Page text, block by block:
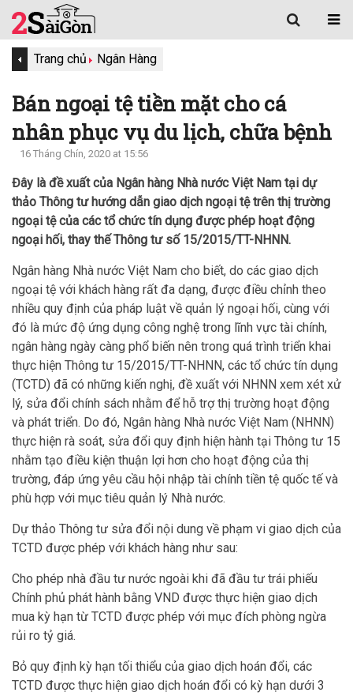
Trang chủ Ngân Hàng
Bán ngoại tệ tiền mặt cho cá
nhân phục vụ du lịch, chữa bệnh
16 Tháng Chín, 2020 at 15:56
Đây là đề xuất của Ngân hàng Nhà nước Việt Nam tại dự
thảo Thông tư hướng dẫn giao dịch ngoại tệ trên thị trường
ngoại tệ của các tổ chức tín dụng được phép hoạt động
ngoại hối, thay thế Thông tư số 15/2015/TT-NHNN.
Ngân hàng Nhà nước Việt Nam cho biết, do các giao dịch
ngoại tệ với khách hàng rất đa dạng, được điều chỉnh theo
nhiều quy định của pháp luật về quản lý ngoại hối, cùng với
đó là mức độ ứng dụng công nghệ trong lĩnh vực tài chính,
ngân hàng ngày càng phổ biến nên trong quá trình triển khai
thực hiện Thông tư 15/2015/TT-NHNN, các tổ chức tín dụng
(TCTD) đã có những kiến nghị, đề xuất với NHNN xem xét xử
lý, sửa đổi chính sách nhằm để hỗ trợ thị trường hoạt động
và phát triển. Do đó, Ngân hàng Nhà nước Việt Nam (NHNN)
thực hiện rà soát, sửa đổi quy định hiện hành tại Thông tư 15
nhằm tạo điều kiện thuận lợi hơn cho hoạt động của thị
trường, đáp ứng yêu cầu hội nhập tài chính tiền tệ quốc tế và
phù hợp với mục tiêu quản lý Nhà nước.
Dự thảo Thông tư sửa đổi nội dung về phạm vi giao dịch của
TCTD được phép với khách hàng như sau:
Cho phép nhà đầu tư nước ngoài khi đã đầu tư trái phiếu
Chính phủ phát hành bằng VND được thực hiện giao dịch
mua kỳ hạn từ TCTD được phép với mục đích phòng ngừa
rủi ro tỷ giá.
Bỏ quy định kỳ hạn tối thiểu của giao dịch hoán đổi, các
TCTD được thực hiện giao dịch hoán đổi có kỳ hạn dưới 3